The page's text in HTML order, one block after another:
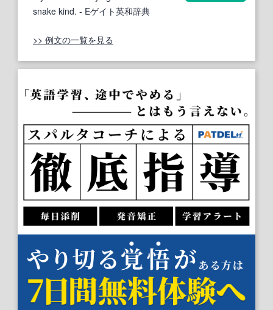
snake kind. - Eゲイト英和辞典
>> 例文の一覧を見る